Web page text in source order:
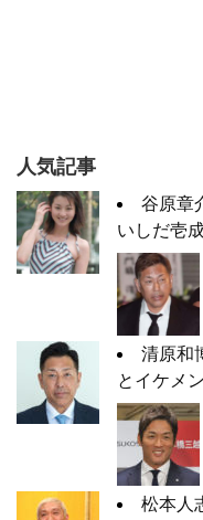
人気記事
谷原章
いしだ壱
清原和
とイケメ
松本人